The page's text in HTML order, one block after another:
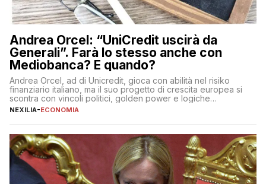
Andrea Orcel: “UniCredit uscirà da
Generali”. Farà lo stesso anche con
Mediobanca? E quando?
Andrea Orcel, ad di Unicredit, gioca con abilità nel risiko
finanziario italiano, ma il suo progetto di crescita europea si
scontra con vincoli politici, golden power e logiche
protezionistiche. Orcel e la mossa su Generali Andrea Orcel,
NEXILIA-ECONOMIA